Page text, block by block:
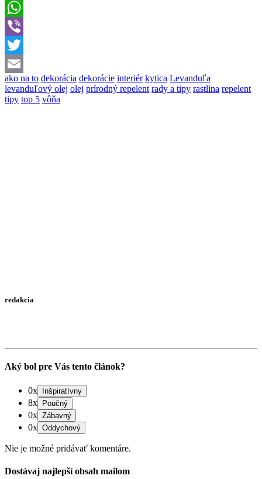
Messenger
WhatsApp
Viber
Twitter
Email
ako na to dekorácia dekorácie interiér kytica Levanduľa
levanduľový olej olej prírodný repelent rady a tipy rastlina repelent
tipy top 5 vôňa
redakcia
Aký bol pre Vás tento článok?
0x
8x
0x
0x
Nie je možné pridávať komentáre.
Dostávaj najlepší obsah mailom